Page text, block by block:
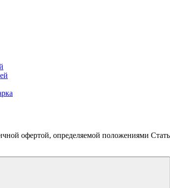
офертой, определяемой положениями